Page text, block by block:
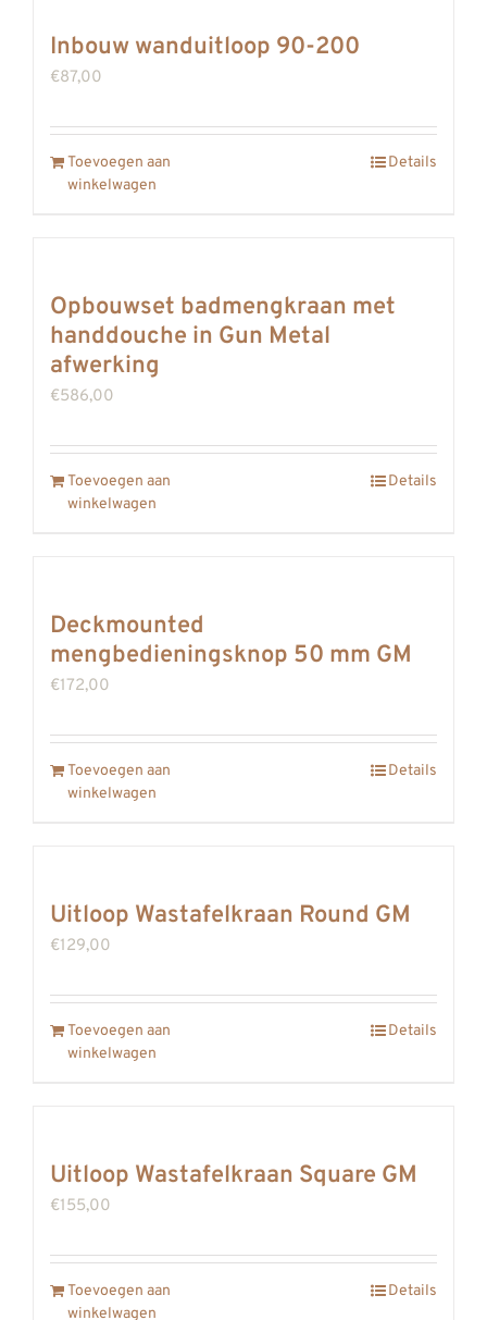
Inbouw wanduitloop 90-200
€87,00
Toevoegen aan
winkelwagen
Details
Opbouwset badmengkraan met
handdouche in Gun Metal
afwerking
€586,00
Toevoegen aan
winkelwagen
Details
Deckmounted
mengbedieningsknop 50 mm GM
€172,00
Toevoegen aan
winkelwagen
Details
Uitloop Wastafelkraan Round GM
€129,00
Toevoegen aan
winkelwagen
Details
Uitloop Wastafelkraan Square GM
€155,00
Toevoegen aan
winkelwagen
Details